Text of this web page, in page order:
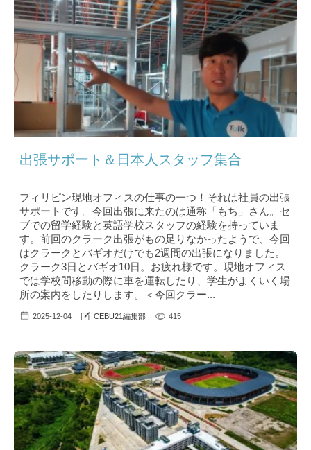
出張サポート＆日本人スタッフ集合
フィリピン現地オフィスの仕事の一つ！それは社員の出張
サポートです。今回出張に来たのは通称「もち」さん。セ
ブでの留学経験と英語学校スタッフの経験を持っていま
す。前回のクラーク出張がもの足りなかったようで、今回
はクラークとバギオだけでも2週間の出張になりました。
クラーク3日とバギオ10日。お疲れ様です。現地オフィス
では学校間移動の際に車を運転したり、学生がよくいく場
所の案内をしたりします。＜今回クラー...
2025-12-04 CEBU21編集部 415